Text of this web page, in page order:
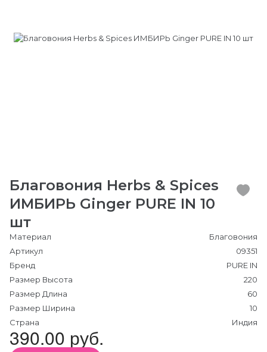
Благовония Herbs & Spices
ИМБИРЬ Ginger PURE IN 10
шт
Материал
Благовония
Артикул
09351
Бренд
PURE IN
Размер Высота
220
Размер Длина
60
Размер Ширина
10
Страна
Индия
390.00 руб.